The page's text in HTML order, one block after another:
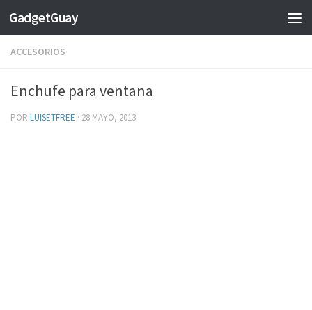
Saltar al contenido
GadgetGuay
ACCESORIOS
Enchufe para ventana
POR LUISETFREE · 28 MAYO, 2013